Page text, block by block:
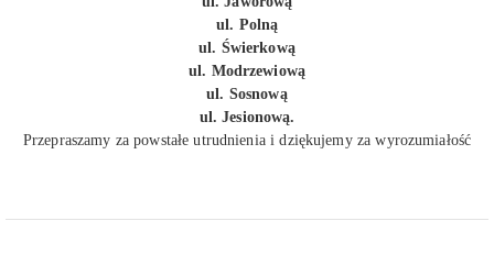
ul. Polną
ul. Świerkową
ul. Modrzewiową
ul. Sosnową
ul. Jesionową.
Przepraszamy za powstałe utrudnienia i dziękujemy za wyrozumiałość